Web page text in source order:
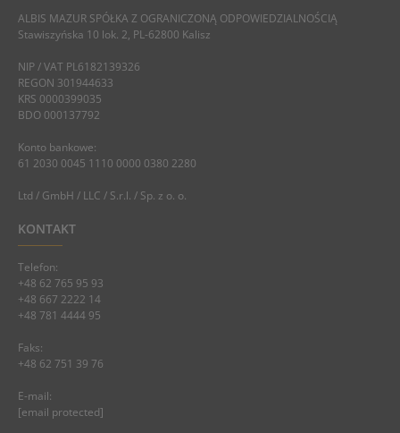
ALBIS MAZUR SPÓŁKA Z OGRANICZONĄ ODPOWIEDZIALNOŚCIĄ
Stawiszyńska 10 lok. 2, PL-62800 Kalisz
NIP / VAT PL6182139326
REGON 301944633
KRS 0000399035
BDO 000137792
Konto bankowe:
61 2030 0045 1110 0000 0380 2280
Ltd / GmbH / LLC / S.r.l. / Sp. z o. o.
KONTAKT
Telefon:
+48 62 765 95 93
+48 667 2222 14
+48 781 4444 95
Faks:
+48 62 751 39 76
E-mail:
[email protected]